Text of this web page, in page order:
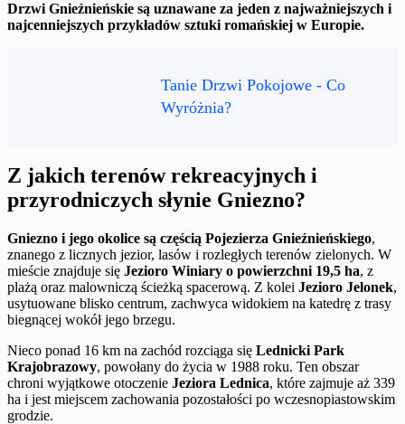
Drzwi Gnieźnieńskie są uznawane za jeden z najważniejszych i
najcenniejszych przykładów sztuki romańskiej w Europie.
Tanie Drzwi Pokojowe - Co
Wyróżnia?
Z jakich terenów rekreacyjnych i
przyrodniczych słynie Gniezno?
Gniezno i jego okolice są częścią Pojezierza Gnieźnieńskiego,
znanego z licznych jezior, lasów i rozległych terenów zielonych. W
mieście znajduje się Jezioro Winiary o powierzchni 19,5 ha, z
plażą oraz malowniczą ścieżką spacerową. Z kolei Jezioro Jelonek,
usytuowane blisko centrum, zachwyca widokiem na katedrę z trasy
biegnącej wokół jego brzegu.
Nieco ponad 16 km na zachód rozciąga się Lednicki Park
Krajobrazowy, powołany do życia w 1988 roku. Ten obszar
chroni wyjątkowe otoczenie Jeziora Lednica, które zajmuje aż 339
ha i jest miejscem zachowania pozostałości po wczesnopiastowskim
grodzie.